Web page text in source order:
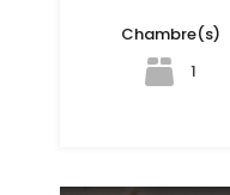
Chambre(s)
1